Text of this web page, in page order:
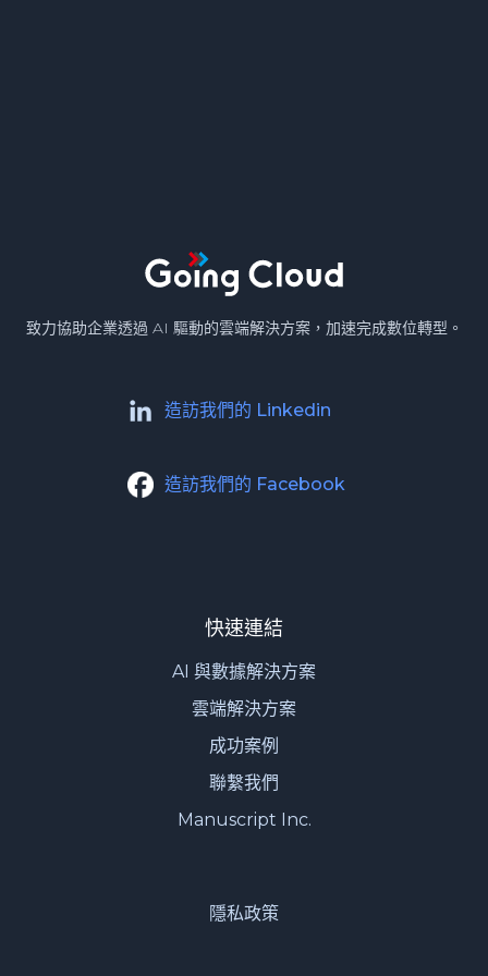
致力協助企業透過 AI 驅動的雲端解決方案，加速完成數位轉型。
造訪我們的 Linkedin
造訪我們的 Facebook
快速連結
AI 與數據解決方案
雲端解決方案
成功案例
聯繫我們
Manuscript Inc.
隱私政策